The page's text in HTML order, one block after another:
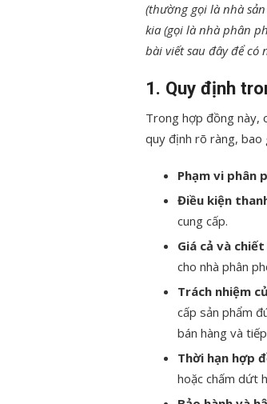
(thường gọi là nhà
kia (gọi là nhà phân
bài viết sau đây để
1. Quy định
Trong hợp đồng này,
quy định rõ ràng, bao
Phạm vi phân
Điều kiện
cung cấp.
Giá cả và
cho nhà phân
Trách nhiệm
cấp sản phẩm
bán hàng và
Thời hạn hợp
hoặc chấm dứt